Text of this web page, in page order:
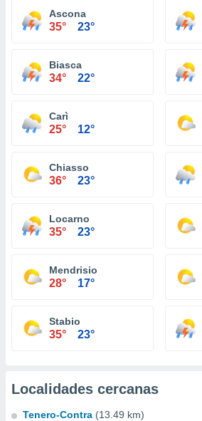
Ascona
35° 23°
Biasca
34° 22°
Carì
25° 12°
Chiasso
36° 23°
Locarno
35° 23°
Mendrisio
28° 17°
Stabio
35° 23°
Localidades cercanas
Tenero-Contra (13.49 km)